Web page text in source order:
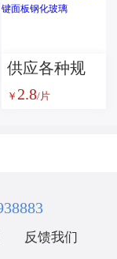
​供应各种规
格智能按键
￥ 2.8/片
反馈我们